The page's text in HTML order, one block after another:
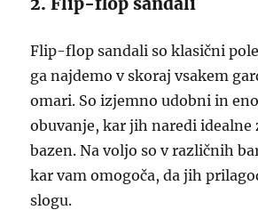
Flip-flop sandali so klasični
ga najdemo v skoraj vsakem
omari. So izjemno udobni in
obuvanje, kar jih naredi idealne
bazen. Na voljo so v različnih
kar vam omogoča, da jih
slogu.